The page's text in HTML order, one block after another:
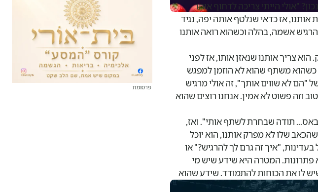
"אולי הייתי צריכה לדחוף אותו
אז כדאי שנלטף אותה יפה, נגיד
אשמה, בהלה וכשהוא רואה אותנו
צריך אותנו שנאזן אותו, אז לפני
כשהוא משתף שהוא לא הוזמן למפגש
"הם לא שווים אותך", זה אולי מרגיש
וזה פשוט לא אמין. אנחנו רוצים שהוא
תודה שבחרת לשתף אותי". ואז,
שלו לא מפרק אותנו, הוא יוכל
"איך זה גרם לך להרגיש?" או
פתרונות. המטרה היא שידע שיש מי
לו את הכוחות להתמודד. שידע שהוא
פרסומת
פרסומת
פרסומת
פרסומת